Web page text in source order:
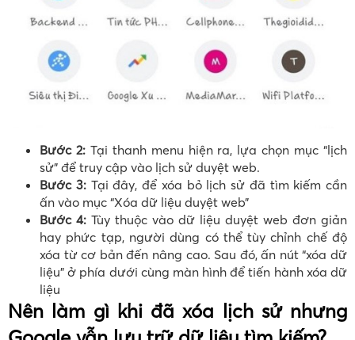
Bước 2:Tại thanh menu hiện ra, lựa chọn mục “lịch
sử” để truy cập vào lịch sử duyệt web.
Bước 3:Tại đây, để xóa bỏ lịch sử đã tìm kiếm cần
ấn vào mục “Xóa dữ liệu duyệt web”
Bước 4: Tùy thuộc vào dữ liệu duyệt web đơn giản
hay phức tạp, người dùng có thể tùy chỉnh chế độ
xóa từ cơ bản đến nâng cao. Sau đó, ấn nút “xóa dữ
liệu” ở phía dưới cùng màn hình để tiến hành xóa dữ
liệu
Nên làm gì khi đã xóa lịch sử nhưng